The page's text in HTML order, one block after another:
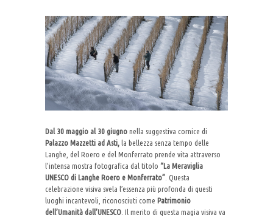
Dal 30 maggio al 30 giugno nella suggestiva cornice di
Palazzo Mazzetti ad Asti, la bellezza senza tempo delle
Langhe, del Roero e del Monferrato prende vita attraverso
l’intensa mostra fotografica dal titolo “La Meraviglia
UNESCO di Langhe Roero e Monferrato” . Questa
celebrazione visiva svela l’essenza più profonda di questi
luoghi incantevoli, riconosciuti come Patrimonio
dell’Umanità dall’UNESCO . Il merito di questa magia visiva va